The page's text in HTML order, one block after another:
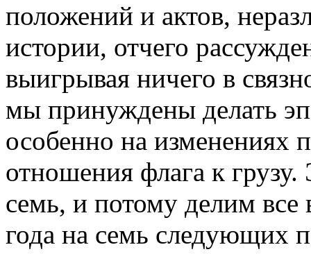
положений и актов,
истории, отчего
выигрывая ничего в
мы принуждены делать
особенно на изменениях
отношения флага к
семь, и потому делим все
года на семь следующих